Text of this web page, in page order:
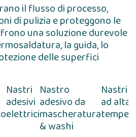
il flusso di processo,
di pulizia e proteggono le
una soluzione durevole
la guida, lo
delle superfici
Nastri
adesivi
elettrici
Nastro
adesivo da
mascheratura
& washi
Nastri
ad alta